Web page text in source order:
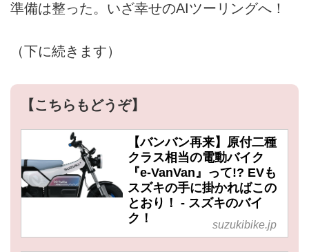
準備は整った。いざ幸せのAIツーリングへ！
（下に続きます）
【こちらもどうぞ】
【バンバン再来】原付二種
クラス相当の電動バイク
『e-VanVan』って!? EVも
スズキの手に掛かればこの
とおり！ - スズキのバイ
ク！
suzukibike.jp